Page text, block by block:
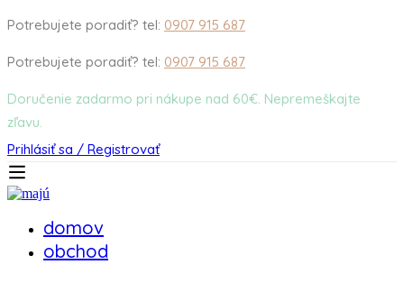
Potrebujete poradiť? tel: 0907 915 687
Potrebujete poradiť? tel: 0907 915 687
Doručenie zadarmo pri nákupe nad 60€. Nepremeškajte
zľavu.
Prihlásiť sa / Registrovať
domov
obchod